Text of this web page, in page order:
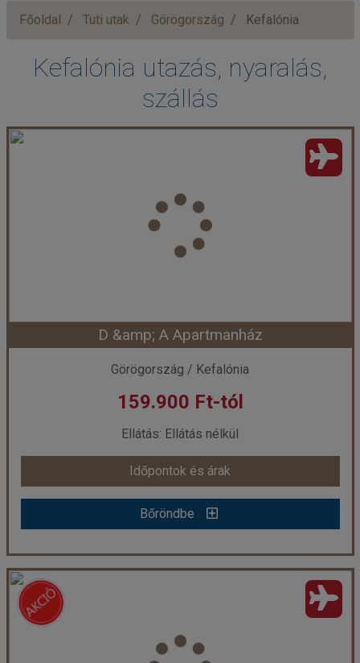
Főoldal Tuti utak Görögország Kefalónia
Kefalónia utazás, nyaralás,
szállás
D &amp; A Apartmanház
Görögország / Kefalónia
159.900 Ft-tól
Ellátás: Ellátás nélkül
Időpontok és árak
Bőröndbe
D &amp; A Apartmanház
Város:Lassi
Utazás módja:
Repülővel